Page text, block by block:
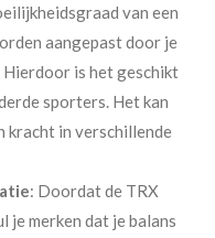
van een
aangepast door je
is het geschikt
sporters. Het kan
kracht in verschillende
: Doordat de TRX
merken dat je balans